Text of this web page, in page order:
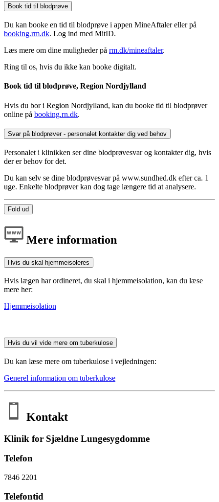
Book tid til blodprøve
Du kan booke en tid til blodprøve i appen MineAftaler eller på
booking.rm.dk. Log ind med MitID.
Læs mere om dine muligheder på rm.dk/mineaftaler.
Ring til os, hvis du ikke kan booke digitalt.
Book tid til blodprøve, Region Nordjylland
Hvis du bor i Region Nordjylland, kan du booke tid til blodprøver
online på booking.rn.dk.
Svar på blodprøver - personalet kontakter dig ved behov
Personalet i klinikken ser dine blodprøvesvar og kontakter dig, hvis
der er behov for det.
Du kan selv se dine blodprøvesvar på www.sundhed.dk efter ca. 1
uge. Enkelte blodprøver kan dog tage længere tid at analysere.
Fold ud
Mere information
Hvis du skal hjemmeisoleres
Hvis lægen har ordineret, du skal i hjemmeisolation, kan du læse
mere her:
Hjemmeisolation
Hvis du vil vide mere om tuberkulose
Du kan læse mere om tuberkulose i vejledningen:
Generel information om tuberkulose
Kontakt
Klinik for Sjældne Lungesygdomme
Telefon
7846 2201
Telefontid